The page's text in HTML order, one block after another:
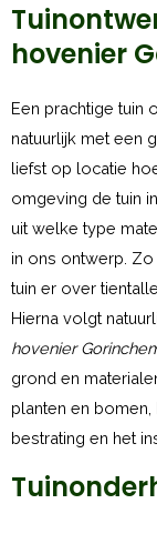
hovenier
Een prachtige tuin
natuurlijk met een
liefst op locatie
omgeving de tuin
uit welke type
in ons ontwerp.
tuin er over
Hierna volgt
hovenier
grond en
planten en bomen,
bestrating en het